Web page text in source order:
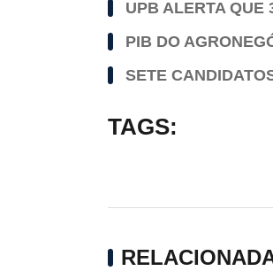
UPB ALERTA QUE
PIB DO
SETE
TAGS: